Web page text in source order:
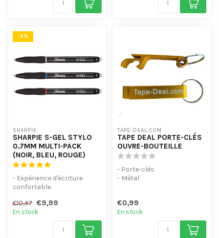
-5%
SHARPIE
SHARPIE S-GEL STYLO
0.7MM MULTI-PACK
(NOIR, BLEU, ROUGE)
- Expérience d'écriture
confortable.
audacieuses pour...
€10,47 €9,99
En stock
TAPE-DEAL.COM
TAPE DEAL PORTE-CLÉS
OUVRE-BOUTEILLE
- Porte-clés
- Métal
€0,99
En stock